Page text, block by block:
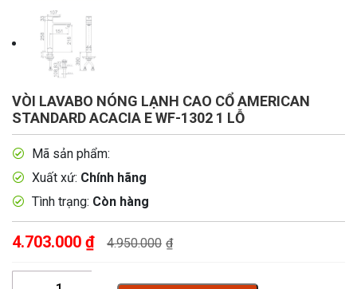
VÒI LAVABO NÓNG LẠNH CAO CỔ AMERICAN
STANDARD ACACIA E WF-1302 1 LỖ
Mã sản phẩm:
Xuất xứ: Chính hãng
Tình trạng: Còn hàng
4.703.000 ₫ 4.950.000 ₫